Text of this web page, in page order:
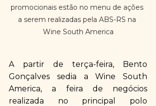
promocionais estão no menu de ações
a serem realizadas pela ABS-RS na
Wine South America
A partir de terça-feira, Bento
Gonçalves sedia a Wine South
America, a feira de negócios
realizada no principal polo